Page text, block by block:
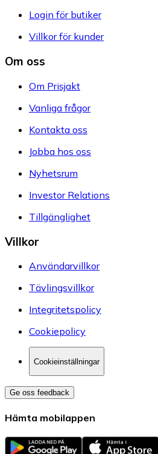
Login för butiker
Villkor för kunder
Om oss
Om Prisjakt
Vanliga frågor
Kontakta oss
Jobba hos oss
Nyhetsrum
Investor Relations
Tillgänglighet
Villkor
Användarvillkor
Tävlingsvillkor
Integritetspolicy
Cookiepolicy
Cookieinställningar
Ge oss feedback
Hämta mobilappen